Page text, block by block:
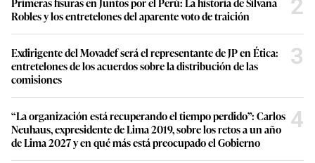
Robles y los entretelones del aparente voto de traición
2
Exdirigente del Movadef será el representante de JP en Ética:
entretelones de los acuerdos sobre la distribución de las
comisiones
3
“La organización está recuperando el tiempo perdido”: Carlos
Neuhaus, expresidente de Lima 2019, sobre los retos a un año
de Lima 2027 y en qué más está preocupado el Gobierno
4